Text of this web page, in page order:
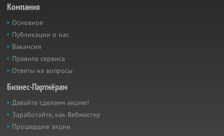
Компания
Основное
Публикации о нас
Вакансии
Правила сервиса
Ответы на вопросы
Бизнес-Партнёрам
Давайте сделаем акцию!
Заработайте, как Вебмастер
Прошедшие акции